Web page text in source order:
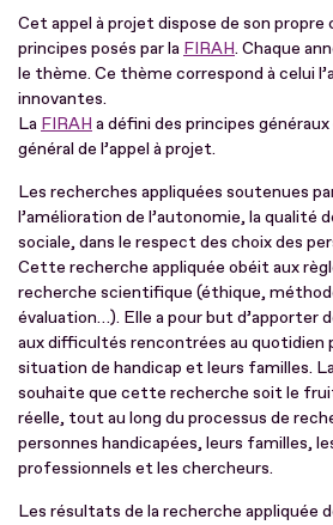
Cet appel à projet dispose de son propre
principes posés par la FIRAH. Chaque
le thème. Ce thème correspond à celui
innovantes.
La FIRAH a défini des principes
général de l’appel à projet.
Les recherches appliquées soutenues
l’amélioration de l’autonomie, la qualité
sociale, dans le respect des choix des
Cette recherche appliquée obéit aux
recherche scientifique (éthique,
évaluation…). Elle a pour but d’apporter
aux difficultés rencontrées au quotidien
situation de handicap et leurs familles.
souhaite que cette recherche soit le
réelle, tout au long du processus de
personnes handicapées, leurs familles,
professionnels et les chercheurs.
Les résultats de la recherche appliquée